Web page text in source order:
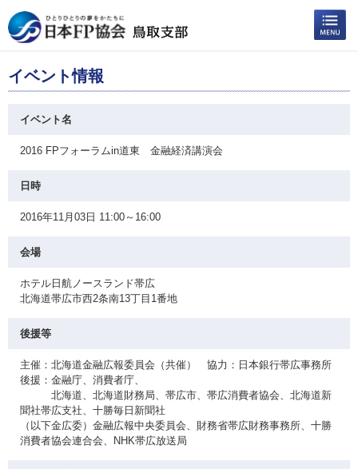
イベント情報
イベント名
2016 FPフォーラムin道東 金融経済講演会
日時
2016年11月03日 11:00～16:00
会場
ホテル日航ノースランド帯広
北海道帯広市西2条南13丁目1番地
後援等
主催：北海道金融広報委員会（共催） 協力：日本銀行帯広事務所
後援：金融庁、消費者庁、
北海道、北海道財務局、帯広市、帯広消費者協会、北海道新
聞社帯広支社、十勝毎日新聞社
（以下金広委）金融広報中央委員会、財務省帯広財務事務所、十勝
消費者協会連合会、NHK帯広放送局